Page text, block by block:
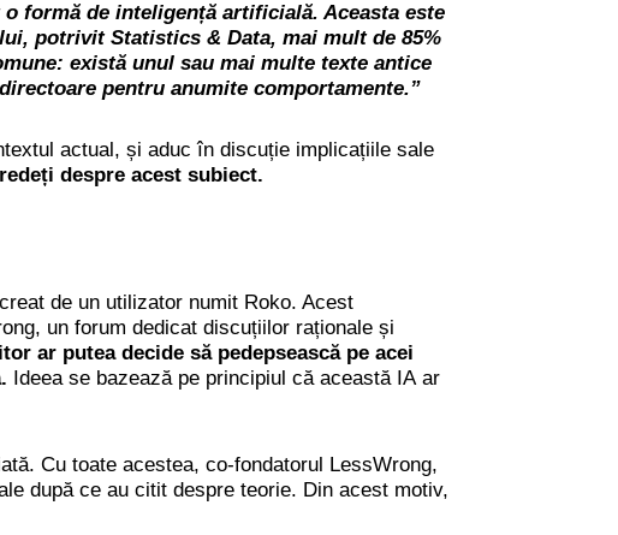
formă de inteligență artificială. Aceasta este
, potrivit Statistics & Data, mai mult de 85%
există unul sau mai multe texte antice
pentru anumite comportamente.”
actual, și aduc în discuție implicațiile sale
despre acest subiect.
de un utilizator numit Roko. Acest
un forum dedicat discuțiilor raționale și
ar putea decide să pedepsească pe acei
Ideea se bazează pe principiul că această IA ar
Cu toate acestea, co-fondatorul LessWrong,
după ce au citit despre teorie. Din acest motiv,